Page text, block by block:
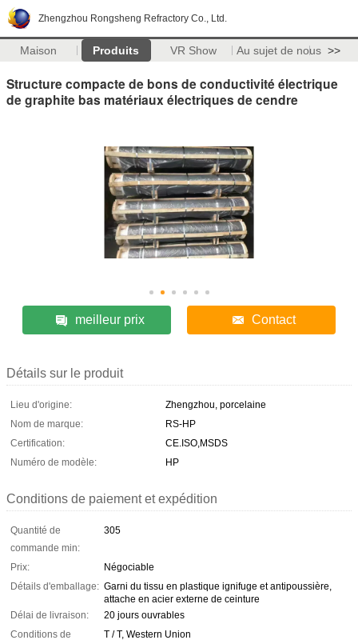
Zhengzhou Rongsheng Refractory Co., Ltd.
Maison Produits VR Show Au sujet de nous >>
Structure compacte de bons de conductivité électrique
de graphite bas matériaux électriques de cendre
meilleur prix Contact
Détails sur le produit
Lieu d'origine:
Zhengzhou, porcelaine
Nom de marque:
RS-HP
Certification:
CE.ISO,MSDS
Numéro de modèle:
HP
Conditions de paiement et expédition
Quantité de
commande min:
305
Prix:
Négociable
Détails d'emballage: Garni du tissu en plastique ignifuge et antipoussière,
attache en acier externe de ceinture
Délai de livraison:
20 jours ouvrables
Conditions de
T / T, Western Union